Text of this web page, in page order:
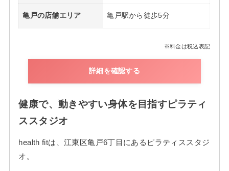
亀戸の店舗エリア 亀戸駅から徒歩5分
※料金は税込表記
詳細を確認する
健康で、動きやすい身体を目指すピラティ
ススタジオ
health fitは、江東区亀戸6丁目にあるピラティススタジ
オ。